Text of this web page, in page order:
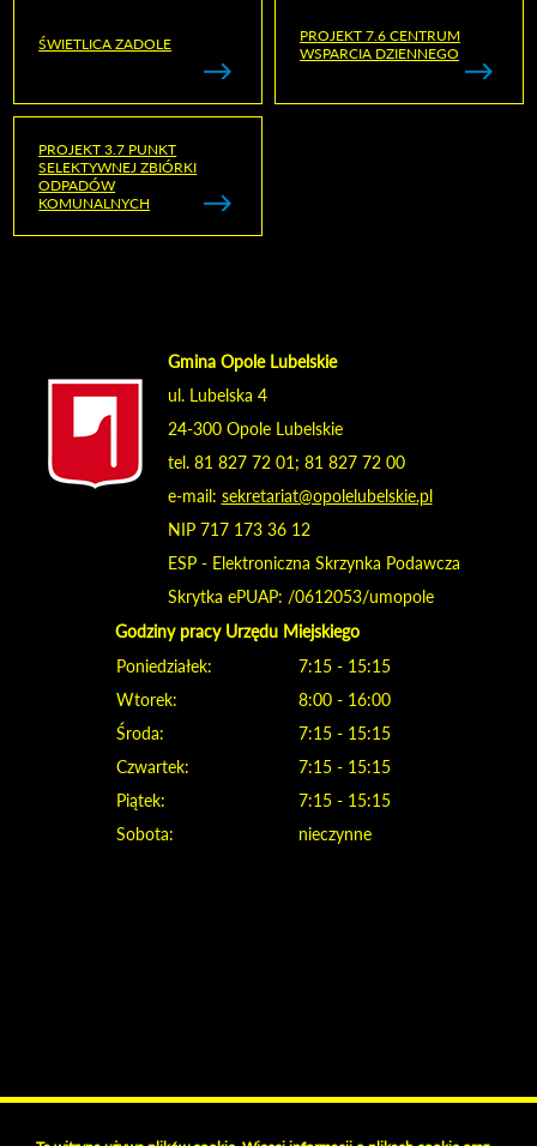
ŚWIETLICA ZADOLE
PROJEKT 7.6 CENTRUM
WSPARCIA DZIENNEGO
PROJEKT 3.7 PUNKT
SELEKTYWNEJ ZBIÓRKI
ODPADÓW
KOMUNALNYCH
Gmina Opole Lubelskie
ul. Lubelska 4
24-300 Opole Lubelskie
tel. 81 827 72 01; 81 827 72 00
e-mail: sekretariat@opolelubelskie.pl
NIP 717 173 36 12
ESP - Elektroniczna Skrzynka Podawcza
Skrytka ePUAP: /0612053/umopole
Godziny pracy Urzędu Miejskiego
Poniedziałek:
Wtorek:
Środa:
Czwartek:
Piątek:
Sobota:
7:15 - 15:15
8:00 - 16:00
7:15 - 15:15
7:15 - 15:15
7:15 - 15:15
nieczynne